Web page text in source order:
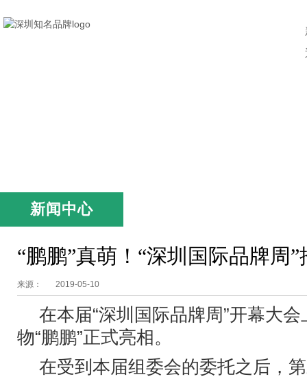
新闻中心
“鹏鹏”真萌！“深圳国际品牌周
来源： 2019-05-10
在本届“深圳国际品牌周”开幕大
物“鹏鹏”正式亮相。
在受到本届组委会的委托之后，